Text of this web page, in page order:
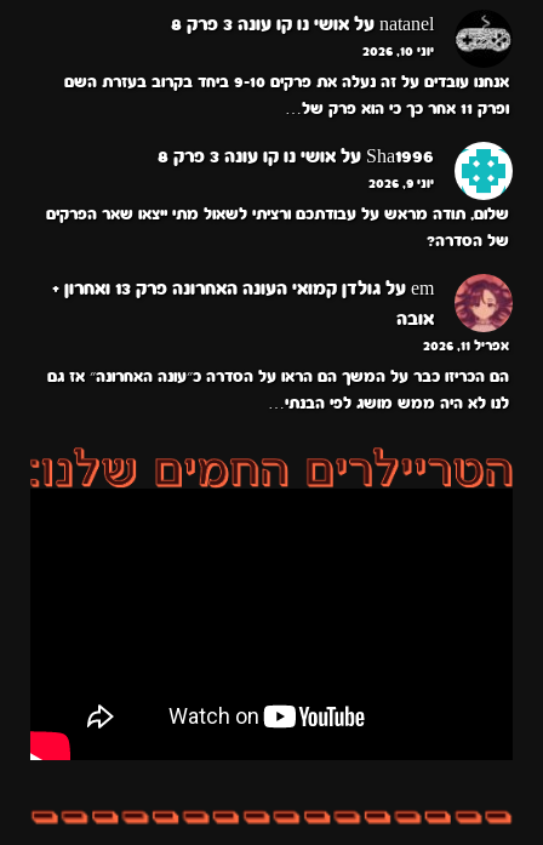
natanel על אושי נו קו עונה 3 פרק 8
יוני 10, 2026
אנחנו עובדים על זה נעלה את פרקים 9-10 ביחד בקרוב בעזרת השם
ופרק 11 אחר כך כי הוא פרק של…
Sha1996 על אושי נו קו עונה 3 פרק 8
יוני 9, 2026
שלום, תודה מראש על עבודתכם ורציתי לשאול מתי ייצאו שאר הפרקים
של הסדרה?
em על
גולדן קמואי העונה האחרונה פרק 13 ואחרון +
אובה
אפריל 11, 2026
הם הכריזו כבר על המשך הם הראו על הסדרה כ״עונה האחרונה״ אז גם
לנו לא היה ממש מושג לפי הבנתי…